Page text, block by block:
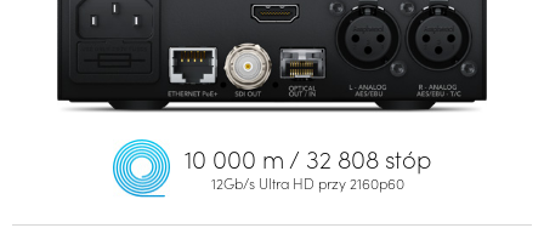
10 000 m / 32 808 stóp
12Gb/s Ultra HD przy 2160p60